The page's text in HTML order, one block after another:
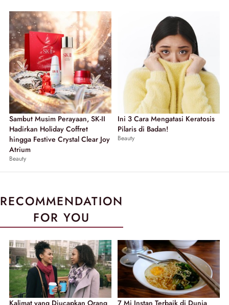
Sambut Musim Perayaan, SK-II
Hadirkan Holiday Coffret
hingga Festive Crystal Clear Joy
Atrium
Beauty
Ini 3 Cara Mengatasi Keratosis
Pilaris di Badan!
Beauty
RECOMMENDATION
FOR YOU
Kalimat yang Diucapkan Orang
7 Mi Instan Terbaik di Dunia